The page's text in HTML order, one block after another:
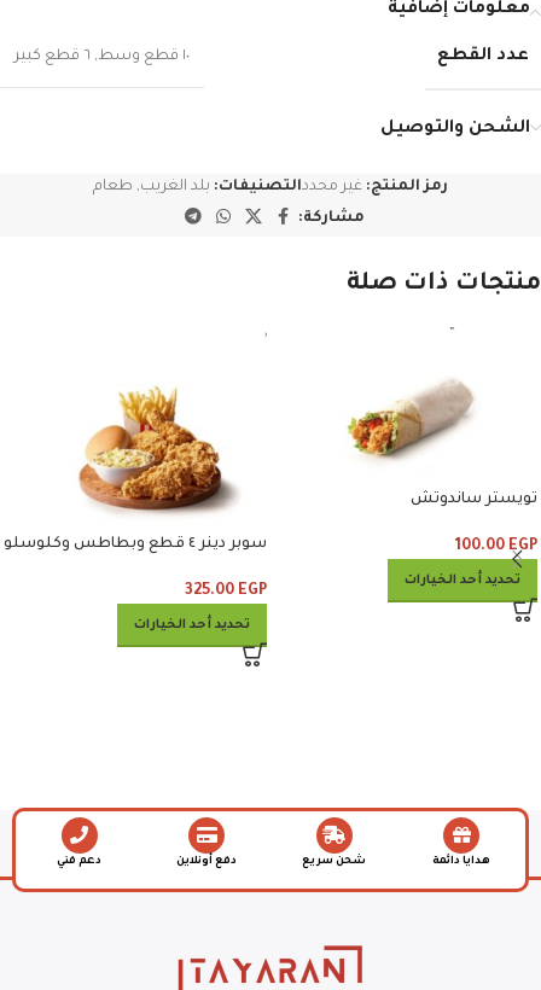
معلومات إضافية
عدد القطع ١٠ قطع وسط , ٦ قطع كبير
الشحن والتوصيل
رمز المنتج: غير محددالتصنيفات: بلد الغريب, طعام
مشاركة:
منتجات ذات صلة
تويستر ساندوتش
100.00 EGP
تحديد أحد الخيارات
سوبر دينر ٤ قطع وبطاطس وكلوسلو
325.00 EGP
تحديد أحد الخيارات
هدايا دائمة شحن سريع دفع أونلاين دعم فني